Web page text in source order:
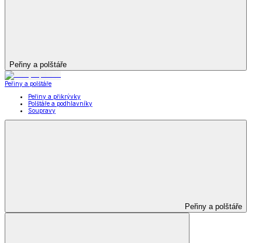
Peřiny a polštáře
Peřiny a polštáře
Peřiny a přikrývky
Polštáře a podhlavníky
Soupravy
Peřiny a polštáře